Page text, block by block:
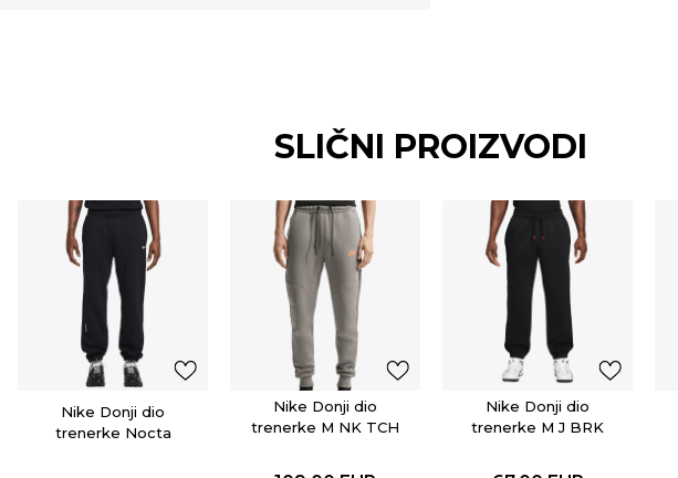
SLIČNI PROIZVODI
Nike Donji dio
trenerke Nocta
Nike Donji dio
trenerke M NK TCH
Nike Donji dio
trenerke M J BRK